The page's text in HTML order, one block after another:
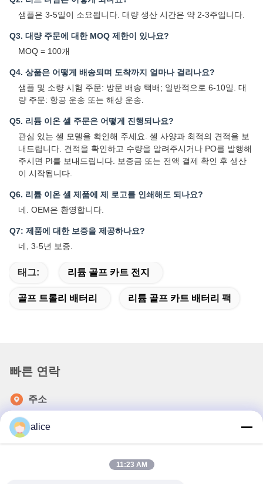
샘플은 3-5일이 소요됩니다. 대량 생산 시간은 약 2-3주입니다.
Q3. 대량 주문에 대한 MOQ 제한이 있나요?
MOQ = 100개
Q4. 상품은 어떻게 배송되며 도착까지 얼마나 걸리나요?
샘플 및 소량 시험 주문: 방문 배송 택배; 일반적으로 6-10일. 대
량 주문: 항공 운송 또는 해상 운송.
Q5. 리튬 이온 셀 주문은 어떻게 진행되나요?
관심 있는 셀 모델을 확인해 주세요. 셀 사양과 최적의 견적을 보
내드립니다. 견적을 확인하고 수량을 알려주시거나 PO를 발행해
주시면 PI를 보내드립니다. 보증금 또는 전액 결제 확인 후 생산
이 시작됩니다.
Q6. 리튬 이온 셀 제품에 제 로고를 인쇄해도 되나요?
네. OEM은 환영합니다.
Q7: 제품에 대한 보증을 제공하나요?
네, 3-5년 보증.
태그: 리튬 골프 카트 전지
골프 트롤리 배터리 리튬 골프 카트 배터리 팩
빠른 연락
주소
즈후안 시, 산둥, 중국
alice
11:23 AM